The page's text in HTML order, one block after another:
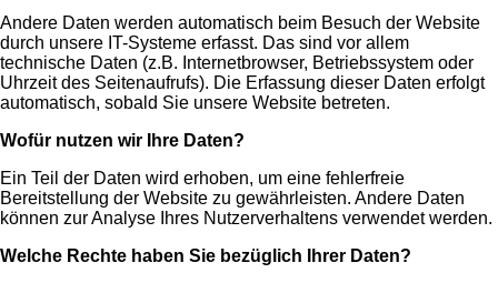
Andere Daten werden automatisch beim Besuch der Website
durch unsere IT-Systeme erfasst. Das sind vor allem
technische Daten (z.B. Internetbrowser, Betriebssystem oder
Uhrzeit des Seitenaufrufs). Die Erfassung dieser Daten erfolgt
automatisch, sobald Sie unsere Website betreten.
Wofür nutzen wir Ihre Daten?
Ein Teil der Daten wird erhoben, um eine fehlerfreie
Bereitstellung der Website zu gewährleisten. Andere Daten
können zur Analyse Ihres Nutzerverhaltens verwendet werden.
Welche Rechte haben Sie bezüglich Ihrer Daten?